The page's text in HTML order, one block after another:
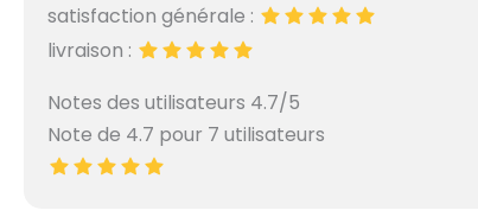
satisfaction générale :
livraison :
Notes des utilisateurs 4.7/5
Note de 4.7 pour 7 utilisateurs